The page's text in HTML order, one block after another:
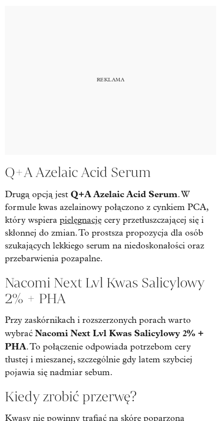
Q+A Azelaic Acid Serum
Drugą opcją jest Q+A Azelaic Acid Serum. W
formule kwas azelainowy połączono z cynkiem PCA,
który wspiera pielęgnację cery przetłuszczającej się i
skłonnej do zmian. To prostsza propozycja dla osób
szukających lekkiego serum na niedoskonałości oraz
przebarwienia pozapalne.
Nacomi Next Lvl Kwas Salicylowy
2% + PHA
Przy zaskórnikach i rozszerzonych porach warto
wybrać Nacomi Next Lvl Kwas Salicylowy 2% +
PHA. To połączenie odpowiada potrzebom cery
tłustej i mieszanej, szczególnie gdy latem szybciej
pojawia się nadmiar sebum.
Kiedy zrobić przerwę?
Kwasy nie powinny trafiać na skórę poparzoną